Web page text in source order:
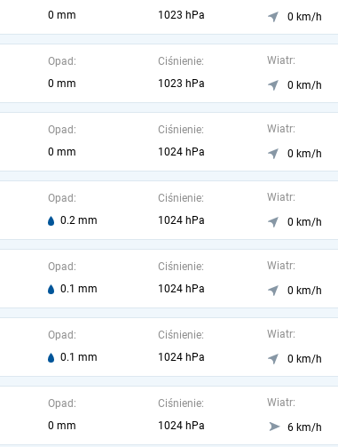
0 mm
1023 hPa
0 km/h
Opad:
0 mm
Ciśnienie:
1023 hPa
Wiatr:
0 km/h
Opad:
0 mm
Ciśnienie:
1024 hPa
Wiatr:
0 km/h
Opad:
0.2 mm
Ciśnienie:
1024 hPa
Wiatr:
0 km/h
Opad:
0.1 mm
Ciśnienie:
1024 hPa
Wiatr:
0 km/h
Opad:
0.1 mm
Ciśnienie:
1024 hPa
Wiatr:
0 km/h
Opad:
0 mm
Ciśnienie:
1024 hPa
Wiatr:
6 km/h